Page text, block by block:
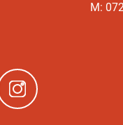
M:
(neues Fenster)